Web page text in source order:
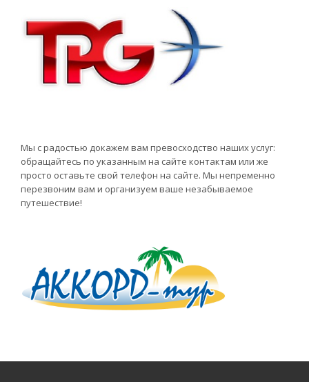
Мы с радостью докажем вам превосходство наших услуг:
обращайтесь по указанным на сайте контактам или же
просто оставьте свой телефон на сайте. Мы непременно
перезвоним вам и организуем ваше незабываемое
путешествие!